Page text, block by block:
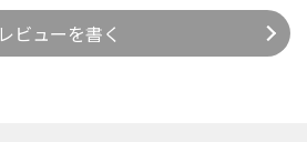
レビューを書く